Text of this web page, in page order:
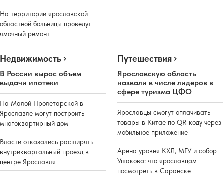
На территории ярославской
областной больницы проведут
ямочный ремонт
Недвижимость
В России вырос объем
выдачи ипотеки
На Малой Пролетарской в
Ярославле могут построить
многоквартирный дом
Власти отказались расширять
внутриквартальный проезд в
центре Ярославля
Путешествия
Ярославскую область
назвали в числе лидеров в
сфере туризма ЦФО
Ярославцы смогут оплачивать
товары в Китае по QR-коду через
мобильное приложение
Арена уровня КХЛ, МГУ и собор
Ушакова: что ярославцам
посмотреть в Саранске